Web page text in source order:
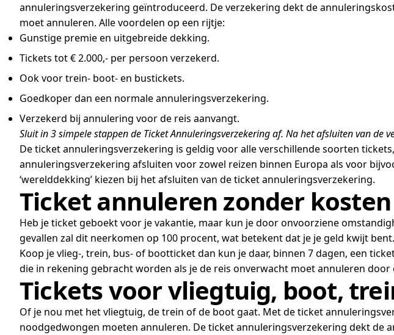
annuleringsverzekering geïntroduceerd. De verzekering dekt de
moet annuleren. Alle voordelen op een rijtje:
Gunstige premie en uitgebreide dekking.
Tickets tot € 2.000,- per persoon verzekerd.
Ook voor trein- boot- en bustickets.
Goedkoper dan een normale annuleringsverzekering.
Verzekerd bij annulering voor de reis aanvangt.
Sluit in 3 simpele stappen de Ticket Annuleringsverzekering af. Na het afsluiten van de
De ticket annuleringsverzekering is geldig voor alle verschillende soorten
annuleringsverzekering afsluiten voor zowel reizen binnen Europa als voor
‘werelddekking’ kiezen bij het afsluiten van de ticket annuleringsverzekering.
Ticket annuleren zonder kosten
Heb je ticket geboekt voor je vakantie, maar kun je door onvoorziene
gevallen zal dit neerkomen op 100 procent, wat betekent dat je je geld kwijt
Koop je vlieg-, trein, bus- of bootticket dan kun je daar, binnen 7 dagen, een
die in rekening gebracht worden als je de reis onverwacht moet annuleren
Tickets voor vliegtuig, boot,
Of je nou met het vliegtuig, de trein of de boot gaat. Met de ticket
noodgedwongen moeten annuleren. De ticket annuleringsverzekering dekt de